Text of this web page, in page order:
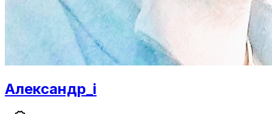
Александр_i